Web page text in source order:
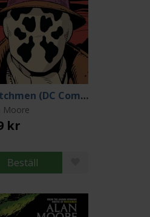
Watchmen (DC Compact Comics Edition)
Moore
kr
Beställ